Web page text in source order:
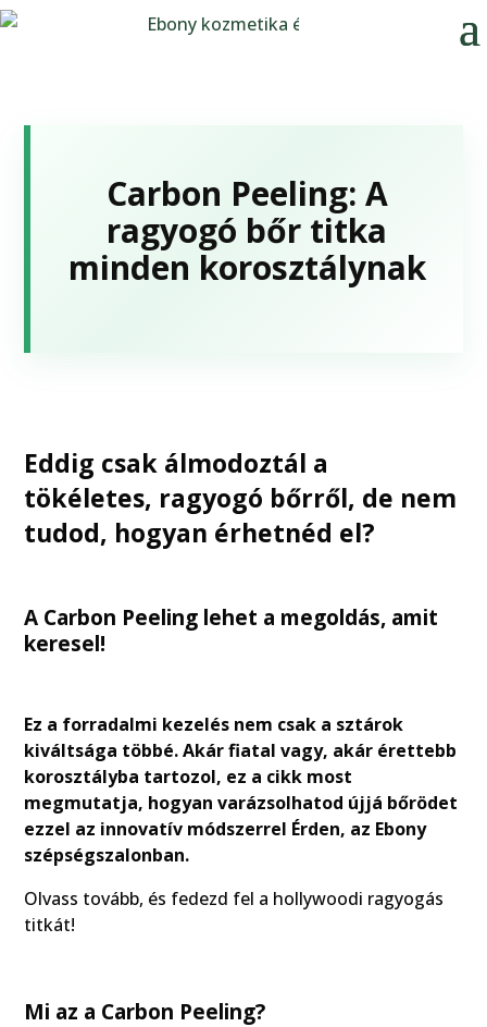
Carbon Peeling: A
ragyogó bőr titka
minden korosztálynak
Eddig csak álmodoztál a
tökéletes, ragyogó bőrről, de nem
tudod, hogyan érhetnéd el?
A Carbon Peeling lehet a megoldás, amit
keresel!
Ez a forradalmi kezelés nem csak a sztárok
kiváltsága többé. Akár fiatal vagy, akár érettebb
korosztályba tartozol, ez a cikk most
megmutatja, hogyan varázsolhatod újjá bőrödet
ezzel az innovatív módszerrel Érden, az Ebony
szépségszalonban.
Olvass tovább, és fedezd fel a hollywoodi ragyogás
titkát!
Mi az a Carbon Peeling?